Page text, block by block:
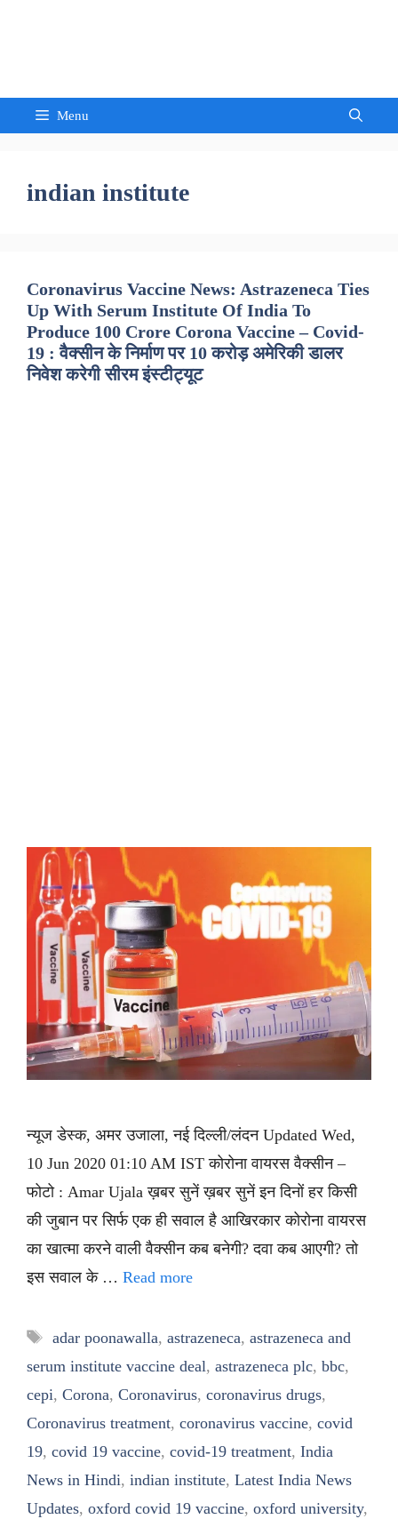
Menu
indian institute
Coronavirus Vaccine News: Astrazeneca Ties
Up With Serum Institute Of India To
Produce 100 Crore Corona Vaccine – Covid-
19 : वैक्सीन के निर्माण पर 10 करोड़ अमेरिकी डालर
निवेश करेगी सीरम इंस्टीट्यूट
न्यूज डेस्क, अमर उजाला, नई दिल्ली/लंदन Updated Wed,
10 Jun 2020 01:10 AM IST कोरोना वायरस वैक्सीन –
फोटो : Amar Ujala ख़बर सुनें ख़बर सुनें इन दिनों हर किसी
की जुबान पर सिर्फ एक ही सवाल है आखिरकार कोरोना वायरस
का खात्मा करने वाली वैक्सीन कब बनेगी? दवा कब आएगी? तो
इस सवाल के … Read more
Tags
adar poonawalla, astrazeneca, astrazeneca and
serum institute vaccine deal, astrazeneca plc, bbc,
cepi, Corona, Coronavirus, coronavirus drugs,
Coronavirus treatment, coronavirus vaccine, covid
19, covid 19 vaccine, covid-19 treatment, India
News in Hindi, indian institute, Latest India News
Updates, oxford covid 19 vaccine, oxford university,